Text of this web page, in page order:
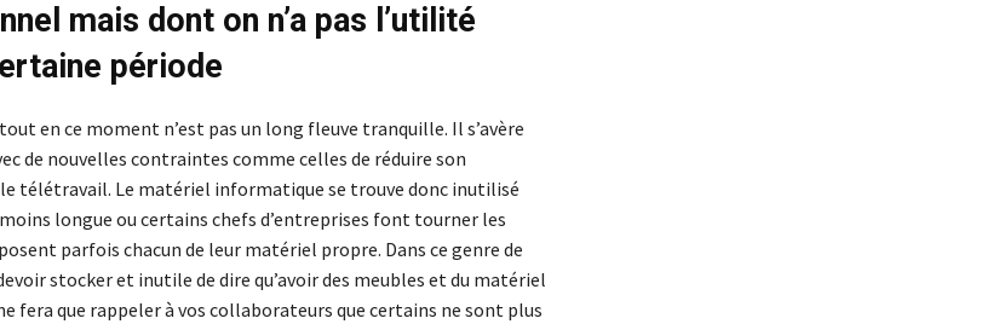
mais dont on n’a pas l’utilité
période
en ce moment n’est pas un long fleuve tranquille. Il s’avère
de nouvelles contraintes comme celles de réduire son
télétravail. Le matériel informatique se trouve donc inutilisé
longue ou certains chefs d’entreprises font tourner les
parfois chacun de leur matériel propre. Dans ce genre de
stocker et inutile de dire qu’avoir des meubles et du matériel
fera que rappeler à vos collaborateurs que certains ne sont plus